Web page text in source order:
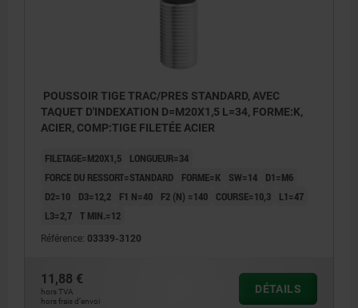
POUSSOIR TIGE TRAC/PRES STANDARD, AVEC
TAQUET D'INDEXATION D=M20X1,5 L=34, FORME:K,
ACIER, COMP:TIGE FILETÉE ACIER
FILETAGE=M20X1,5
LONGUEUR=34
FORCE DU RESSORT=STANDARD
FORME=K SW=14
D1=M6
D2=10
D3=12,2 F1 N=40 F2 (N) =140 COURSE=10,3
L1=47
L3=2,7 T MIN.=12
Référence: 03339-3120
11,88 €
hors TVA
hors frais d’envoi
DÉTAILS